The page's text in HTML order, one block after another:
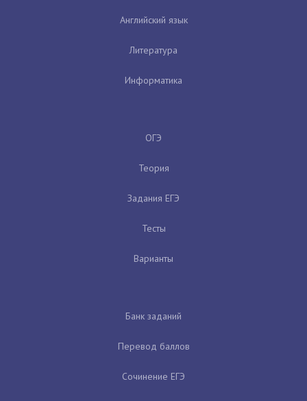
Английский язык
Литература
Информатика
ОГЭ
Теория
Задания ЕГЭ
Тесты
Варианты
Банк заданий
Перевод баллов
Сочинение ЕГЭ